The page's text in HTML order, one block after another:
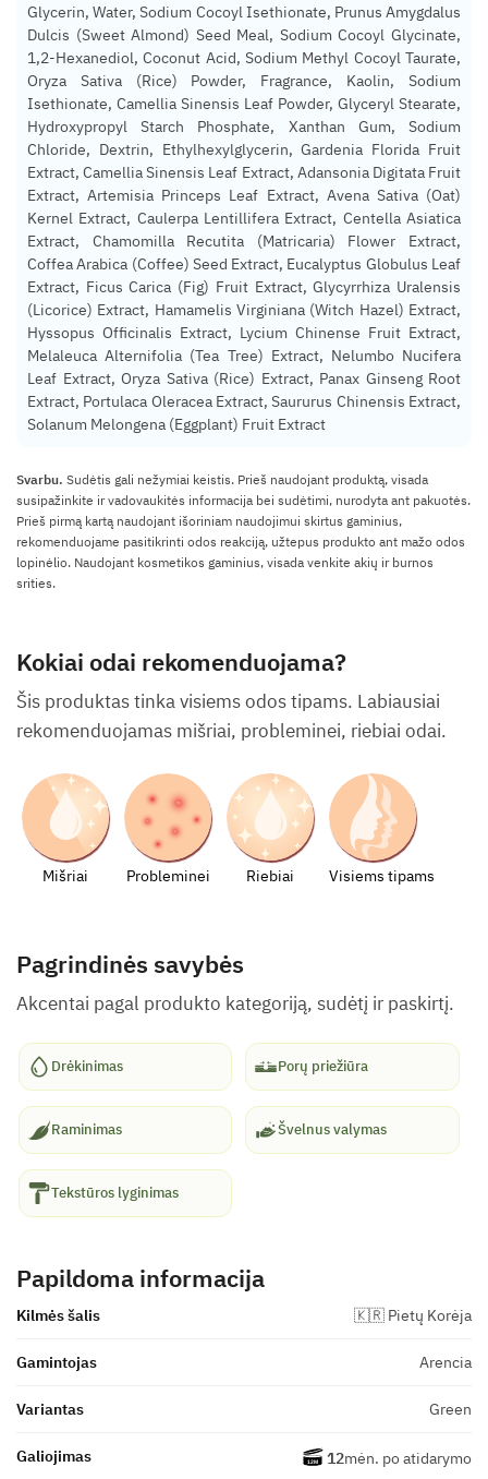
Glycerin, Water, Sodium Cocoyl Isethionate, Prunus Amygdalus
Dulcis (Sweet Almond) Seed Meal, Sodium Cocoyl Glycinate,
1,2-Hexanediol, Coconut Acid, Sodium Methyl Cocoyl Taurate,
Oryza Sativa (Rice) Powder, Fragrance, Kaolin, Sodium
Isethionate, Camellia Sinensis Leaf Powder, Glyceryl Stearate,
Hydroxypropyl Starch Phosphate, Xanthan Gum, Sodium
Chloride, Dextrin, Ethylhexylglycerin, Gardenia Florida Fruit
Extract, Camellia Sinensis Leaf Extract, Adansonia Digitata Fruit
Extract, Artemisia Princeps Leaf Extract, Avena Sativa (Oat)
Kernel Extract, Caulerpa Lentillifera Extract, Centella Asiatica
Extract, Chamomilla Recutita (Matricaria) Flower Extract,
Coffea Arabica (Coffee) Seed Extract, Eucalyptus Globulus Leaf
Extract, Ficus Carica (Fig) Fruit Extract, Glycyrrhiza Uralensis
(Licorice) Extract, Hamamelis Virginiana (Witch Hazel) Extract,
Hyssopus Officinalis Extract, Lycium Chinense Fruit Extract,
Melaleuca Alternifolia (Tea Tree) Extract, Nelumbo Nucifera
Leaf Extract, Oryza Sativa (Rice) Extract, Panax Ginseng Root
Extract, Portulaca Oleracea Extract, Saururus Chinensis Extract,
Solanum Melongena (Eggplant) Fruit Extract
Svarbu. Sudėtis gali nežymiai keistis. Prieš naudojant produktą, visada
susipažinkite ir vadovaukitės informacija bei sudėtimi, nurodyta ant pakuotės.
Prieš pirmą kartą naudojant išoriniam naudojimui skirtus gaminius,
rekomenduojame pasitikrinti odos reakciją, užtepus produkto ant mažo odos
lopinėlio. Naudojant kosmetikos gaminius, visada venkite akių ir burnos
srities.
Kokiai odai rekomenduojama?
Šis produktas tinka visiems odos tipams. Labiausiai
rekomenduojamas mišriai, probleminei, riebiai odai.
Mišriai Probleminei Riebiai Visiems tipams
Pagrindinės savybės
Akcentai pagal produkto kategoriją, sudėtį ir paskirtį.
Drėkinimas Porų priežiūra
Raminimas Švelnus valymas
Tekstūros lyginimas
Papildoma informacija
Kilmės šalis 🇰🇷 Pietų Korėja
Gamintojas Arencia
Variantas Green
Galiojimas 12mėn. po atidarymo